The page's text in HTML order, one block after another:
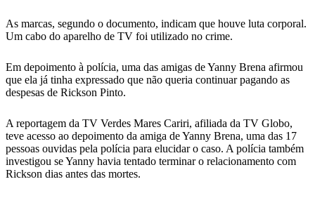
As marcas, segundo o documento, indicam que houve luta corporal.
Um cabo do aparelho de TV foi utilizado no crime.
Em depoimento à polícia, uma das amigas de Yanny Brena afirmou
que ela já tinha expressado que não queria continuar pagando as
despesas de Rickson Pinto.
A reportagem da TV Verdes Mares Cariri, afiliada da TV Globo,
teve acesso ao depoimento da amiga de Yanny Brena, uma das 17
pessoas ouvidas pela polícia para elucidar o caso. A polícia também
investigou se Yanny havia tentado terminar o relacionamento com
Rickson dias antes das mortes.